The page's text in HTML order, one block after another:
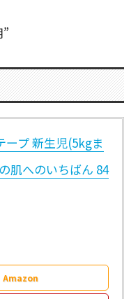
ープ 新生児(5kgま
肌へのいちばん 84
Amazon